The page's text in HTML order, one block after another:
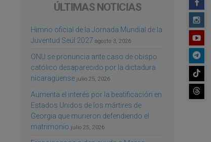
ÚLTIMAS NOTICIAS
Himno oficial de la Jornada Mundial de la
Juventud Seúl 2027 agosto 3, 2026
ONU se pronuncia ante caso de obispo
católico desaparecido por la dictadura
nicaragüense julio 25, 2026
Aumenta el interés por la beatificación en
Estados Unidos de los mártires de
Georgia que murieron defendiendo el
matrimonio julio 25, 2026